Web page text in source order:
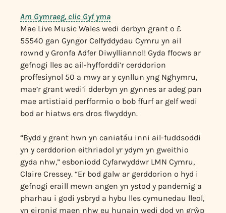
Am Gymraeg, clic Gyf yma
Mae Live Music Wales wedi derbyn grant o £
55540 gan Gyngor Celfyddydau Cymru yn ail
rownd y Gronfa Adfer Diwylliannol! Gyda ffocws ar
gefnogi lles ac ail-hyfforddi’r cerddorion
proffesiynol 50 a mwy ar y cynllun yng Nghymru,
mae’r grant wedi’i dderbyn yn gynnes ar adeg pan
mae artistiaid perfformio o bob ffurf ar gelf wedi
bod ar hiatws ers dros flwyddyn.
“Bydd y grant hwn yn caniatáu inni ail-fuddsoddi
yn y cerddorion eithriadol yr ydym yn gweithio
gyda nhw,” esboniodd Cyfarwyddwr LMN Cymru,
Claire Cressey. “Er bod galw ar gerddorion o hyd i
gefnogi eraill mewn angen yn ystod y pandemig a
pharhau i godi ysbryd a hybu lles cymunedau lleol,
yn eironig maen nhw eu hunain wedi dod yn grŵp